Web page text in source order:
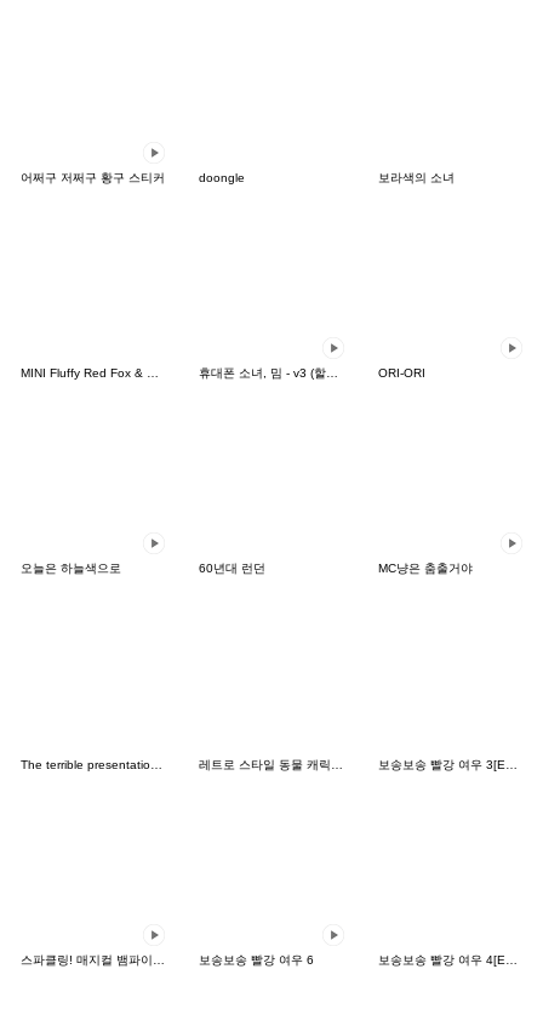
어쩌구 저쩌구 황구 스티커 doongle 보라색의 소녀
ORI-ORI
오늘은 하늘색으로 60년대 런던 MC냥은 춤출거야
보송보송 빨강 여우 6